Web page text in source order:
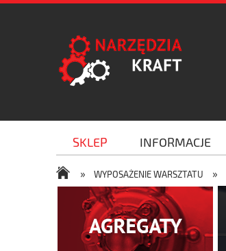
SKLEP INFORMACJE
» WYPOSAŻENIE WARSZTATU »